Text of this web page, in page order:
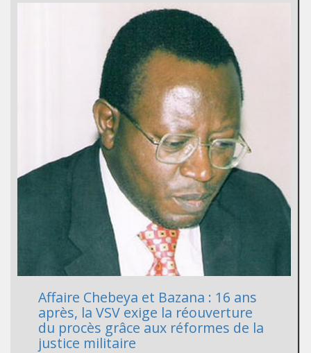
Affaire Chebeya et Bazana : 16 ans
après, la VSV exige la réouverture
du procès grâce aux réformes de la
justice militaire